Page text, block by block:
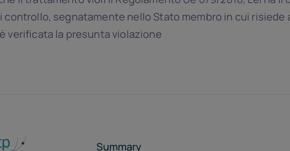
controllo, segnatamente nello Stato membro in cui
verificata la presunta violazione
Summary